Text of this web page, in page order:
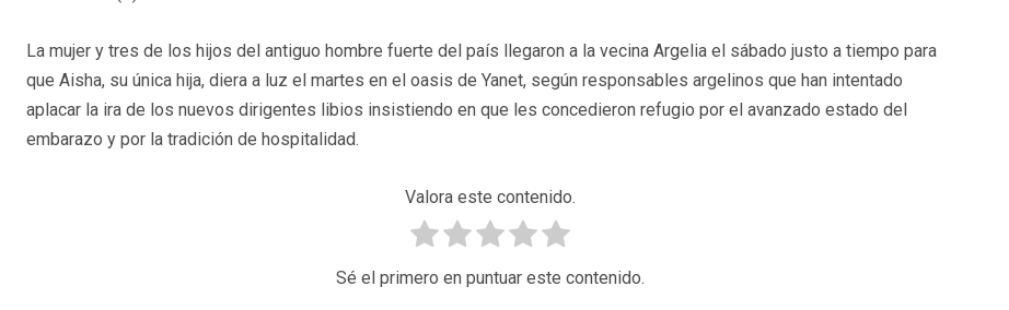
La mujer y tres de los hijos del antiguo hombre fuerte del país llegaron a la vecina Argelia el sábado justo a tiempo para
que Aisha, su única hija, diera a luz el martes en el oasis de Yanet, según responsables argelinos que han intentado
aplacar la ira de los nuevos dirigentes libios insistiendo en que les concedieron refugio por el avanzado estado del
embarazo y por la tradición de hospitalidad.
Valora este contenido.
Sé el primero en puntuar este contenido.